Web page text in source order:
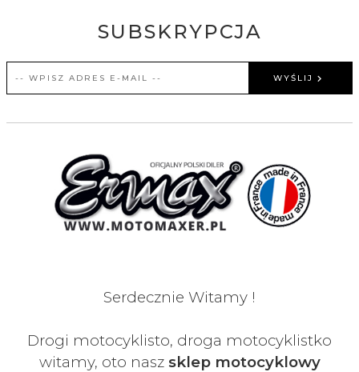
SUBSKRYPCJA
WYŚLIJ
Serdecznie Witamy !
Drogi motocyklisto, droga motocyklistko
witamy, oto nasz sklep motocyklowy